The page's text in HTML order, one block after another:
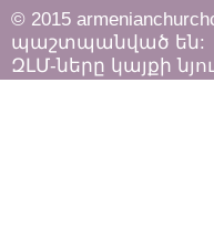
© 2015
պաշտպանված են:
ԶԼՄ-ները կայքի